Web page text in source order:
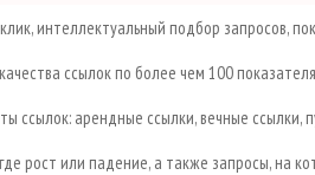
интеллектуальный подбор запросов,
ссылок по более чем 100
ссылок: арендные ссылки, вечные ссылки,
рост или падение, а также запросы, на